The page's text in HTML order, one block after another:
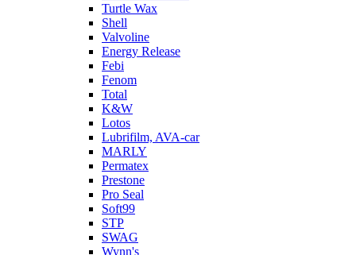
Turtle Wax
Shell
Valvoline
Energy Release
Febi
Fenom
Total
K&W
Lotos
Lubrifilm, AVA-car
MARLY
Permatex
Prestone
Pro Seal
Soft99
STP
SWAG
Wynn's